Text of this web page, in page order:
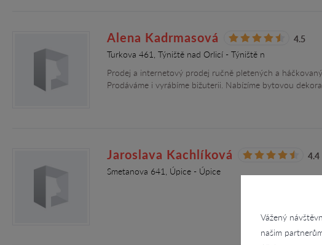
Vážený
našim
Alena Kadrmasová
4.5
Turkova 461, Týniště nad Orlicí - Týniště n
Prodej a internetový prodej ručně pletených a
Prodáváme i vyrábíme bižuterii. Nabízíme bytovou
Jaroslava Kachlíková
4.4
Smetanova 641, Úpice - Úpice